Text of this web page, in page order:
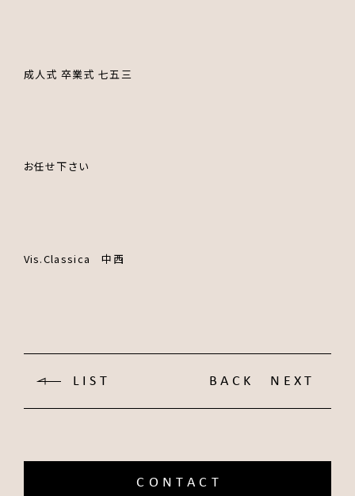
成人式 卒業式 七五三
お任せ下さい
Vis.Classica 中西
LIST BACK NEXT
CONTACT